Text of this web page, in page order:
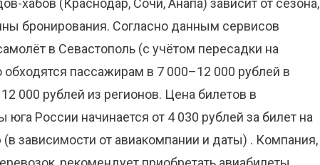
хабов (Краснодар, Сочи, Анапа) зависит от сезона,
бронирования. Согласно данным сервисов
в Севастополь (с учётом пересадки на
пассажирам в 7 000–12 000 рублей в
000 рублей из регионов. Цена билетов в
юга России начинается от 4 030 рублей за билет на
зависимости от авиакомпании и даты) . Компания,